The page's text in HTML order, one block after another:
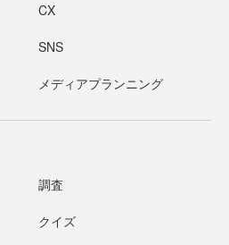
CX
SNS
メディアプランニング
調査
クイズ